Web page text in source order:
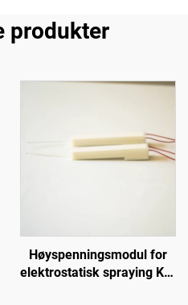
produkter
Høyspenningsmodul for
elektrostatisk spraying KCI